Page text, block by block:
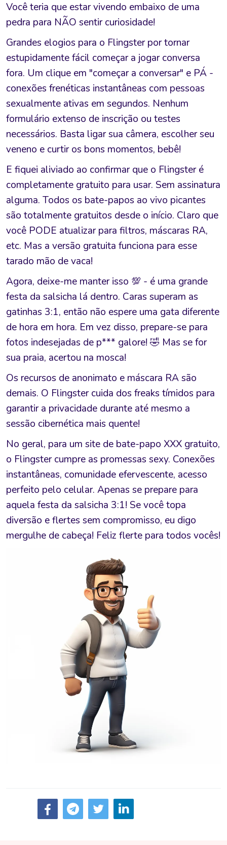
Você teria que estar vivendo embaixo de uma
pedra para NÃO sentir curiosidade!
Grandes elogios para o Flingster por tornar
estupidamente fácil começar a jogar conversa
fora. Um clique em "começar a conversar" e PÁ -
conexões frenéticas instantâneas com pessoas
sexualmente ativas em segundos. Nenhum
formulário extenso de inscrição ou testes
necessários. Basta ligar sua câmera, escolher seu
veneno e curtir os bons momentos, bebê!
E fiquei aliviado ao confirmar que o Flingster é
completamente gratuito para usar. Sem assinatura
alguma. Todos os bate-papos ao vivo picantes
são totalmente gratuitos desde o início. Claro que
você PODE atualizar para filtros, máscaras RA,
etc. Mas a versão gratuita funciona para esse
tarado mão de vaca!
Agora, deixe-me manter isso 💯 - é uma grande
festa da salsicha lá dentro. Caras superam as
gatinhas 3:1, então não espere uma gata diferente
de hora em hora. Em vez disso, prepare-se para
fotos indesejadas de p*** galore! 🤣 Mas se for
sua praia, acertou na mosca!
Os recursos de anonimato e máscara RA são
demais. O Flingster cuida dos freaks tímidos para
garantir a privacidade durante até mesmo a
sessão cibernética mais quente!
No geral, para um site de bate-papo XXX gratuito,
o Flingster cumpre as promessas sexy. Conexões
instantâneas, comunidade efervescente, acesso
perfeito pelo celular. Apenas se prepare para
aquela festa da salsicha 3:1! Se você topa
diversão e flertes sem compromisso, eu digo
mergulhe de cabeça! Feliz flerte para todos vocês!